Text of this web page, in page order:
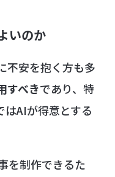
いのか
不安を抱く方も多
すべきであり、特
AIが得意とする
を制作できるた